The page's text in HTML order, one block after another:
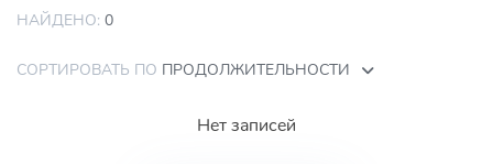
НАЙДЕНО: 0
СОРТИРОВАТЬ ПО ПРОДОЛЖИТЕЛЬНОСТИ
Нет записей